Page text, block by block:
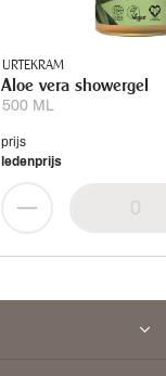
URTEKRAM
500 ML
Aloe vera showergel
prijs
ledenprijs